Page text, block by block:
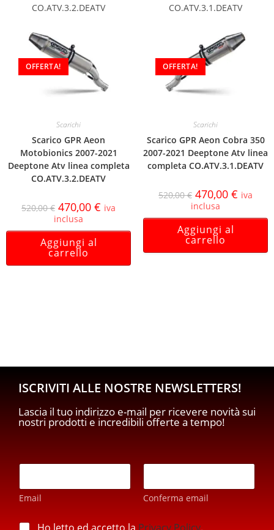
CO.ATV.3.2.DEATV
OFFERTA!
Scarichi
Scarico GPR Aeon
Motobionics 2007-2021
Deeptone Atv linea completa
CO.ATV.3.2.DEATV
520,00€ 470,00 € iva
inclusa
Aggiungi al
carrello
CO.ATV.3.1.DEATV
OFFERTA!
Scarichi
Scarico GPR Aeon Cobra 350
2007-2021 Deeptone Atv linea
completa CO.ATV.3.1.DEATV
520,00€ 470,00 € iva
inclusa
Aggiungi al
carrello
ISCRIVITI ALLE NOSTRE NEWSLETTERS!
Lascia il tuo indirizzo e-mail per ricevere novità sui
nostri prodotti e incredibili offerte a tempo!
i
l
E
a
i
*
Email Conferma email
p
Ho letto ed accetto la Privacy Policy.